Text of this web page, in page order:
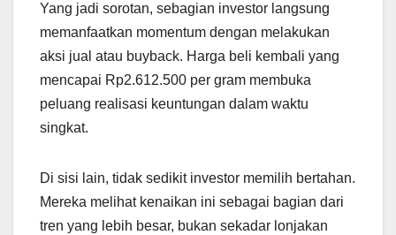
Yang jadi sorotan, sebagian investor langsung
memanfaatkan momentum dengan melakukan
aksi jual atau buyback. Harga beli kembali yang
mencapai Rp2.612.500 per gram membuka
peluang realisasi keuntungan dalam waktu
singkat.
Di sisi lain, tidak sedikit investor memilih bertahan.
Mereka melihat kenaikan ini sebagai bagian dari
tren yang lebih besar, bukan sekadar lonjakan